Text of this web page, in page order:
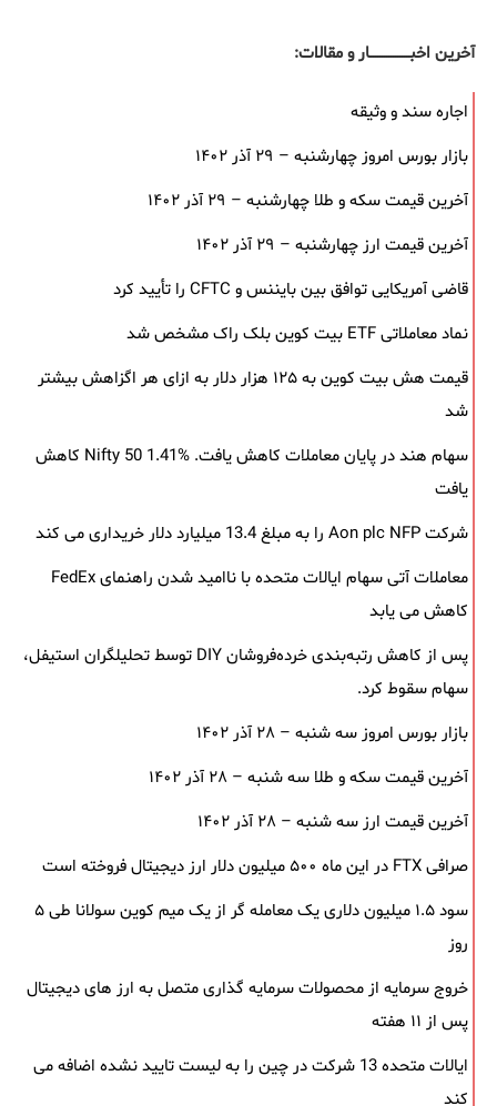
آخرین اخبــــــــــــــــــار و مقالات:
اجاره سند و وثیقه
بازار بورس امروز چهارشنبه – ۲۹ آذر ۱۴۰۲
آخرین قیمت سکه و طلا چهارشنبه – ۲۹ آذر ۱۴۰۲
آخرین قیمت ارز چهارشنبه – ۲۹ آذر ۱۴۰۲
قاضی آمریکایی توافق بین بایننس و CFTC را تأیید کرد
نماد معاملاتی ETF بیت کوین بلک ‌راک مشخص شد
قیمت هش بیت کوین به ۱۲۵ هزار دلار به‌ ازای هر اگزاهش بیشتر
شد
سهام هند در پایان معاملات کاهش یافت. Nifty 50 1.41% کاهش
یافت
شرکت Aon plc NFP را به مبلغ 13.4 میلیارد دلار خریداری می کند
معاملات آتی سهام ایالات متحده با ناامید شدن راهنمای FedEx
کاهش می یابد
پس از کاهش رتبه‌بندی خرده‌فروشان DIY توسط تحلیلگران استیفل،
سهام سقوط کرد.
بازار بورس امروز سه شنبه – ۲۸ آذر ۱۴۰۲
آخرین قیمت سکه و طلا سه شنبه – ۲۸ آذر ۱۴۰۲
آخرین قیمت ارز سه شنبه – ۲۸ آذر ۱۴۰۲
صرافی FTX در این ماه ۵۰۰ میلیون دلار ارز دیجیتال فروخته است
سود ۱.۵ میلیون دلاری یک معامله ‌گر از یک میم‌ کوین سولانا طی ۵
روز
خروج سرمایه از محصولات سرمایه ‌گذاری متصل به ارز های دیجیتال
پس از ۱۱ هفته
ایالات متحده 13 شرکت در چین را به لیست تایید نشده اضافه می
کند